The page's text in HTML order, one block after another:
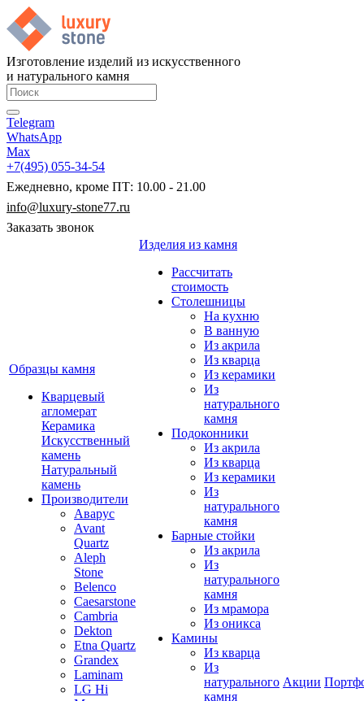
Изготовление изделий из искусственного
и натурального камня
Telegram
WhatsApp
Max
+7(495) 055-34-54
Ежедневно, кроме ПТ: 10.00 - 21.00
info@luxury-stone77.ru
Заказать звонок
Образцы камня
Кварцевый
агломерат
Керамика
Искусственный
камень
Натуральный
камень
Производители
Аварус
Avant
Quartz
Aleph
Stone
Belenco
Caesarstone
Cambria
Dekton
Etna Quartz
Grandex
Laminam
LG Hi
Изделия из камня
Рассчитать
стоимость
Столешницы
На кухню
В ванную
Из акрила
Из кварца
Из керамики
Из
натурального
камня
Подоконники
Из акрила
Из кварца
Из керамики
Из
натурального
камня
Барные стойки
Из акрила
Из
натурального
камня
Из мрамора
Из оникса
Камины
Из кварца
Из
натурального
камня
Акции